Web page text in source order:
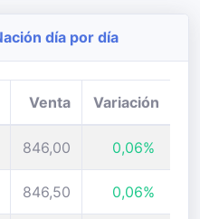
día por día
Venta Variación
846,00 0,06%
846,50 0,06%